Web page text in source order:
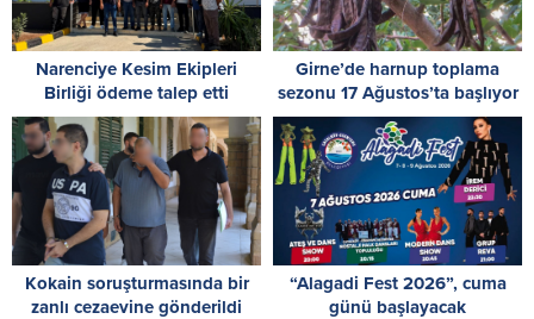
Narenciye Kesim Ekipleri
Birliği ödeme talep etti
Girne’de harnup toplama
sezonu 17 Ağustos’ta başlıyor
Kokain soruşturmasında bir
zanlı cezaevine gönderildi
“Alagadi Fest 2026”, cuma
günü başlayacak